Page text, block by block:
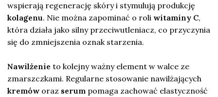
wspierają regenerację skóry i stymulują produkcję
kolagenu. Nie można zapominać o roli witaminy C,
która działa jako silny przeciwutleniacz, co przyczynia
się do zmniejszenia oznak starzenia.
Nawilżenie to kolejny ważny element w walce ze
zmarszczkami. Regularne stosowanie nawilżających
kremów oraz serum pomaga zachować elastyczność